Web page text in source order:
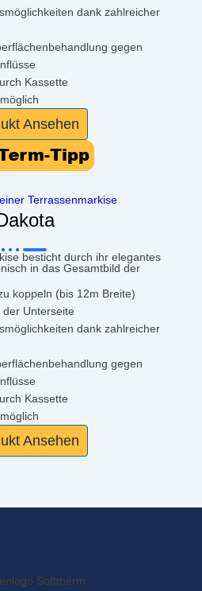
dank zahlreicher
gegen
Kassette
Ansehen
besticht durch ihr elegantes
in das Gesamtbild der
koppeln (bis 12m Breite)
Unterseite
dank zahlreicher
gegen
Kassette
Ansehen